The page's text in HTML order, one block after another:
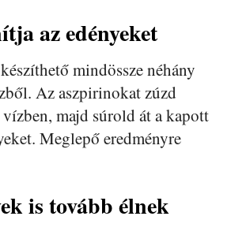
az edényeket
mindössze néhány
Az aszpirinokat zúzd
majd súrold át a kapott
Meglepő eredményre
is tovább élnek